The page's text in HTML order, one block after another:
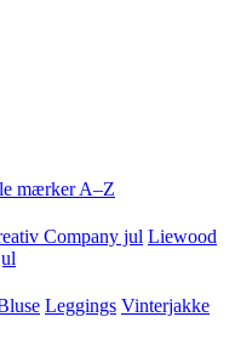
mærker A–Z
Company jul Liewood
Leggings Vinterjakke